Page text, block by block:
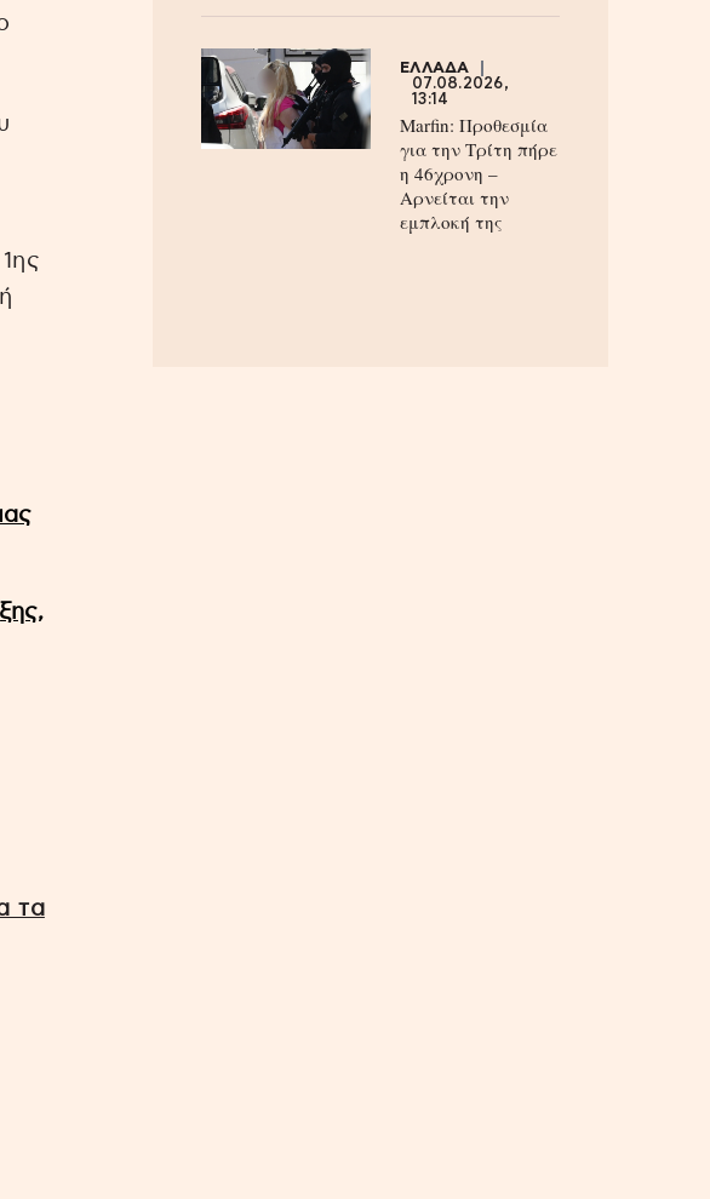
τα
ΕΛΛΑΔΑ
07.08.2026,
13:14
Marfin: Προθεσμία
για την Τρίτη πήρε
η 46χρονη –
Aρνείται την
εμπλοκή της